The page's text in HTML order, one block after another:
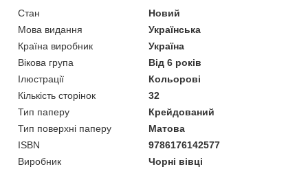
Стан
Новий
Мова видання
Українська
Країна виробник
Україна
Вікова група
Від 6 років
Ілюстрації
Кольорові
Кількість сторінок
32
Тип паперу
Крейдований
Тип поверхні паперу
Матова
ISBN
9786176142577
Виробник
Чорні вівці